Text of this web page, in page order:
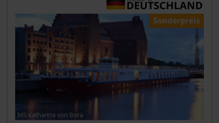
Sonderpreis
MS Katharina von Bora